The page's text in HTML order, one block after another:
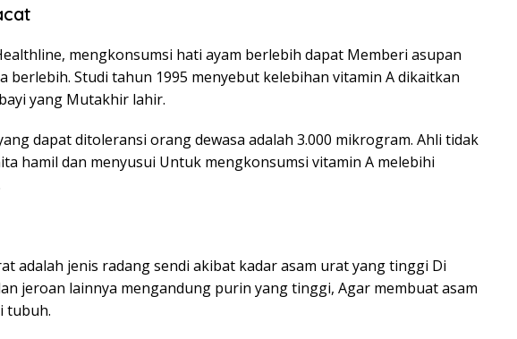
mengkonsumsi hati ayam berlebih dapat Memberi asupan
berlebih. Studi tahun 1995 menyebut kelebihan vitamin A dikaitkan
yang Mutakhir lahir.
dapat ditoleransi orang dewasa adalah 3.000 mikrogram. Ahli tidak
hamil dan menyusui Untuk mengkonsumsi vitamin A melebihi
adalah jenis radang sendi akibat kadar asam urat yang tinggi Di
jeroan lainnya mengandung purin yang tinggi, Agar membuat asam
tubuh.